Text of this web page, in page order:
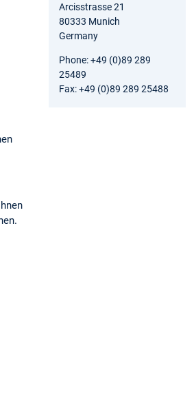
Arcisstrasse 21
80333 Munich
Germany
Phone: +49 (0)89 289
25489
Fax: +49 (0)89 289 25488